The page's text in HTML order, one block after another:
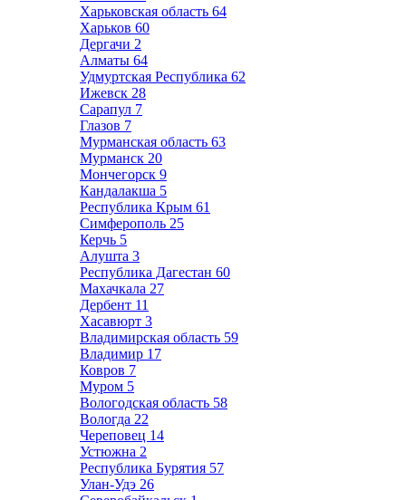
Харьковская область 64
Харьков 60
Дергачи 2
Алматы 64
Удмуртская Республика 62
Ижевск 28
Сарапул 7
Глазов 7
Мурманская область 63
Мурманск 20
Мончегорск 9
Кандалакша 5
Республика Крым 61
Симферополь 25
Керчь 5
Алушта 3
Республика Дагестан 60
Махачкала 27
Дербент 11
Хасавюрт 3
Владимирская область 59
Владимир 17
Ковров 7
Муром 5
Вологодская область 58
Вологда 22
Череповец 14
Устюжна 2
Республика Бурятия 57
Улан-Удэ 26